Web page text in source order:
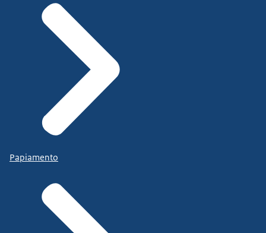
Papiamento